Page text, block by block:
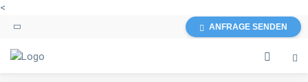
<
ANFRAGE SENDEN